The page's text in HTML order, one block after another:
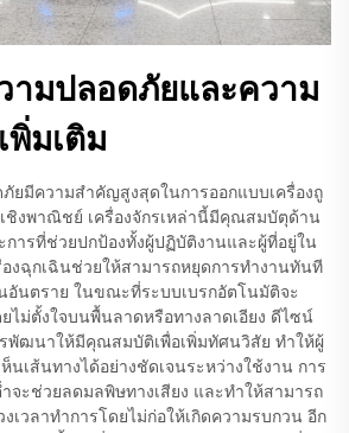
มปลอดภัยและความ
พิ่มเติม
ยมีความสำคัญสูงสุดในการออกแบบเครื่องถู
ชิงพาณิชย์ เครื่องจักรเหล่านี้มีคุณสมบัตุด้าน
ารที่ช่วยปกป้องทั้งผู้ปฏิบัติงานและผู้ที่อยู่ใน
งฉุกเฉินช่วยให้สามารถหยุดการทำงานทันที
อันตราย ในขณะที่ระบบเบรกอัตโนมัติจะ
ไม่ตั้งใจบนพื้นลาดหรือทางลาดเอียง ดีไซน์
พัฒนาให้มีคุณสมบัติเพื่อเพิ่มทัศนวิสัย ทำให้ผู้
นเส้นทางได้อย่างชัดเจนระหว่างใช้งาน การ
จะช่วยลดมลพิษทางเสียง และทำให้สามารถ
เวลาทำการโดยไม่ก่อให้เกิดความรบกวน อีก